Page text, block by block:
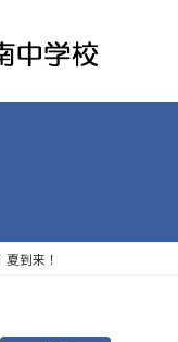
夏到来！